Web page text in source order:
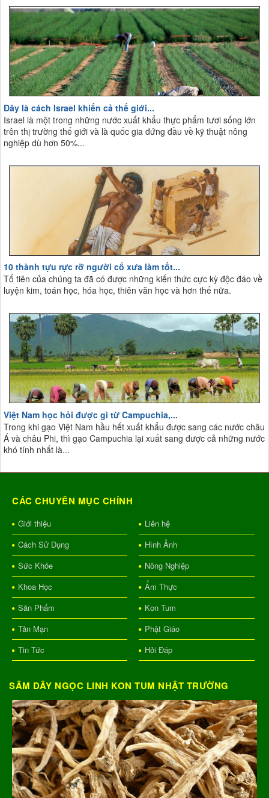
Đây là cách Israel khiến cả thế giới...
Israel là một trong những nước xuất khẩu thực phẩm tươi sống lớn
trên thị trường thế giới và là quốc gia đứng đầu về kỹ thuật nông
nghiệp dù hơn 50%...
10 thành tựu rực rỡ người cổ xưa làm tốt...
Tổ tiên của chúng ta đã có được những kiến thức cực kỳ độc đáo về
luyện kim, toán học, hóa học, thiên văn học và hơn thế nữa.
Việt Nam học hỏi được gì từ Campuchia,...
Trong khi gạo Việt Nam hầu hết xuất khẩu được sang các nước châu
Á và châu Phi, thì gạo Campuchia lại xuất sang được cả những nước
khó tính nhất là...
CÁC CHUYÊN MỤC CHÍNH
Giới thiệu
Liên hệ
Cách Sử Dụng
Hình Ảnh
Sức Khỏe
Nông Nghiệp
Khoa Học
Ẩm Thực
Sản Phẩm
Kon Tum
Tản Mạn
Phật Giáo
Tin Tức
Hỏi Đáp
SÂM DÂY NGỌC LINH KON TUM NHẬT TRƯỜNG